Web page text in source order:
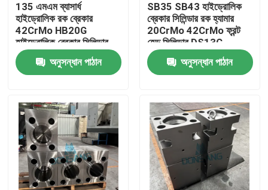
বাড়ি
পণ্য
VR প্রদর্শন
135 এমএম ব্যাসার্ধ
হাইড্রোলিক রক ব্রেকার
42CrMo HB20G
হাইড্রোলিক ব্রেকার সিলিন্ডার
রক DS13C হ্যামার রিপ্লেস
পার্টস
অনুসন্ধান পাঠান
SB35 SB43 হাইড্রোলিক
ব্রেকার সিলিন্ডার রক হ্যামার
20CrMo 42CrMo ফ্রন্ট
হেড সিলিন্ডার DS13C
অনুসন্ধান পাঠান